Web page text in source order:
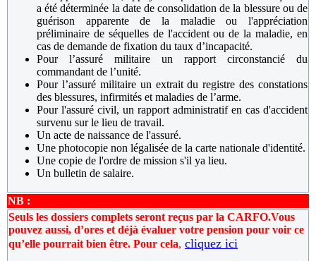
a été déterminée la date de consolidation de la blessure ou de
guérison apparente de la maladie ou l'appréciation
préliminaire de séquelles de l'accident ou de la maladie, en
cas de demande de fixation du taux d’incapacité.
Pour l’assuré militaire un rapport circonstancié du
commandant de l’unité.
Pour l’assuré militaire un extrait du registre des constations
des blessures, infirmités et maladies de l’arme.
Pour l'assuré civil, un rapport administratif en cas d'accident
survenu sur le lieu de travail.
Un acte de naissance de l'assuré.
Une photocopie non légalisée de la carte nationale d'identité.
Une copie de l'ordre de mission s'il ya lieu.
Un bulletin de salaire.
NB :
Seuls les dossiers complets seront reçus par la CARFO.Vous
pouvez aussi, d’ores et déjà évaluer votre pension pour voir ce
qu’elle pourrait bien être. Pour cela, cliquez ici